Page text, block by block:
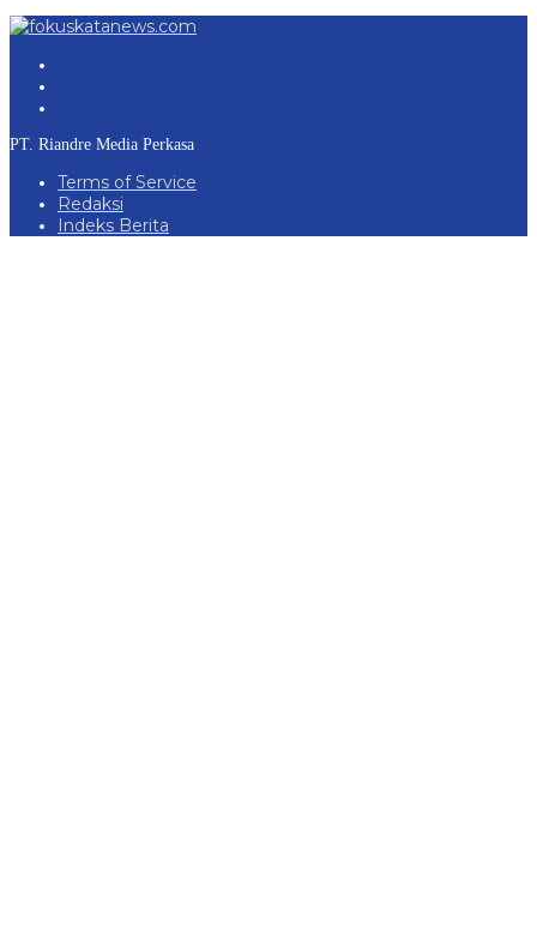
PT. Riandre Media Perkasa
Terms of Service
Redaksi
Indeks Berita